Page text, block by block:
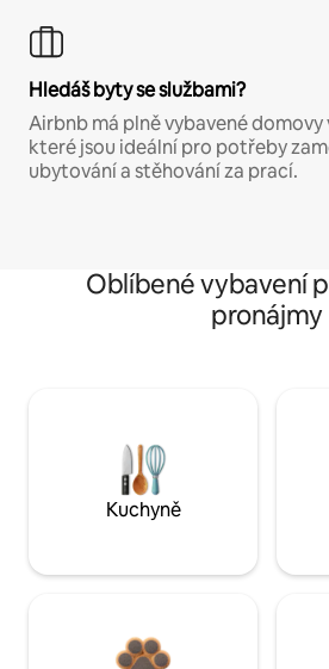
Hledáš byty se službami?
Airbnb má plně vybavené
které jsou ideální pro potřeby
ubytování a stěhování za prací.
Oblíbené vybavení
pronájmy
Kuchyně